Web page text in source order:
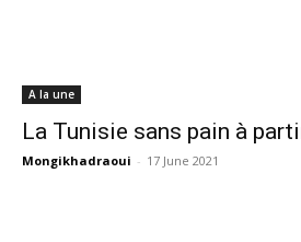
A la une
La Tunisie sans pain à
Mongikhadraoui - 17 June 2021